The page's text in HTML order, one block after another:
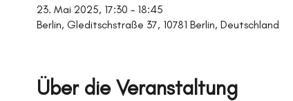
23. Mai 2025, 17:30 – 18:45
Berlin, Gleditschstraße 37, 10781 Berlin, Deutschland
Über die Veranstaltung